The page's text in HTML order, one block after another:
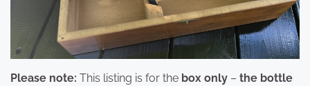
Please note: This listing is for the box only – the bottle